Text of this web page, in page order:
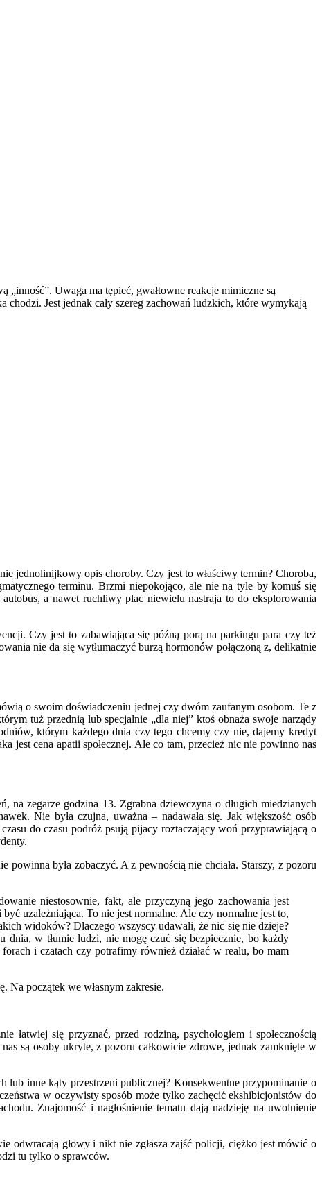
Uwaga ma tępieć, gwałtowne reakcje mimiczne są
chodzi. Jest jednak cały szereg zachowań ludzkich, które wymykają
jednolinijkowy opis choroby. Czy jest to właściwy termin? Choroba,
terminu. Brzmi niepokojąco, ale nie na tyle by komuś się
a nawet ruchliwy plac niewielu nastraja to do eksplorowania
Czy jest to zabawiająca się późną porą na parkingu para czy też
nie da się wytłumaczyć burzą hormonów połączoną z, delikatnie
o swoim doświadczeniu jednej czy dwóm zaufanym osobom. Te z
tuż przednią lub specjalnie „dla niej” ktoś obnaża swoje narządy
którym każdego dnia czy tego chcemy czy nie, dajemy kredyt
jest cena apatii społecznej. Ale co tam, przecież nic nie powinno nas
na zegarze godzina 13. Zgrabna dziewczyna o długich miedzianych
Nie była czujna, uważna – nadawała się. Jak większość osób
do czasu podróż psują pijacy roztaczający woń przyprawiającą o
powinna była zobaczyć. A z pewnością nie chciała. Starszy, z pozoru
niestosownie, fakt, ale przyczyną jego zachowania jest
uzależniająca. To nie jest normalne. Ale czy normalne jest to,
widoków? Dlaczego wszyscy udawali, że nic się nie dzieje?
w tłumie ludzi, nie mogę czuć się bezpiecznie, bo każdy
i czatach czy potrafimy również działać w realu, bo mam
początek we własnym zakresie.
się przyznać, przed rodziną, psychologiem i społecznością
są osoby ukryte, z pozoru całkowicie zdrowe, jednak zamknięte w
lub inne kąty przestrzeni publicznej? Konsekwentne przypominanie o
w oczywisty sposób może tylko zachęcić ekshibicjonistów do
Znajomość i nagłośnienie tematu dają nadzieję na uwolnienie
odwracają głowy i nikt nie zgłasza zajść policji, ciężko jest mówić o
tu tylko o sprawców.